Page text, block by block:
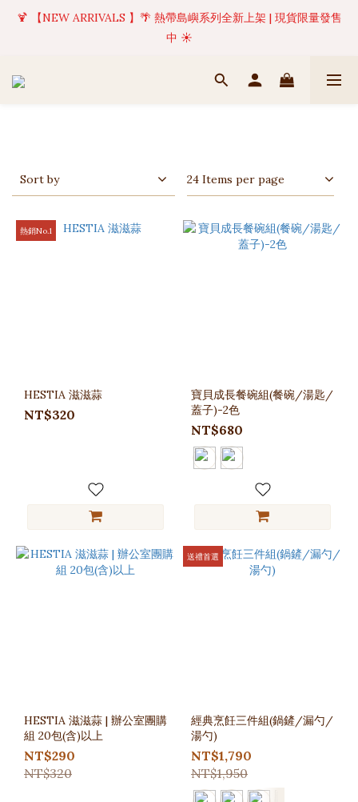
✦ 美好值得等待 | 現貨商品將於訂單成立後1-5個工作天內(不含例
假日)完成出貨 🚚
🍹 【NEW ARRIVALS 】🌴 熱帶島嶼系列全新上架 | 現貨限量發售
中 ☀️
✦ 美好值得等待 | 現貨商品將於訂單成立後1-5個工作天內(不含例
Sort by 24 Items per page
熱銷No.1
HESTIA 滋滋蒜
NT$320
寶貝成長餐碗組(餐碗/湯匙/
蓋子)-2色
NT$680
HESTIA 滋滋蒜 | 辦公室團購
組 20包(含)以上
NT$290
NT$320
送禮首選
經典烹飪三件組(鍋鏟/漏勺/
湯勺)
NT$1,790
NT$1,950